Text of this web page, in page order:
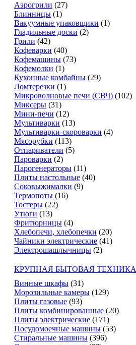
Аэрогрили (27)
Блинницы (1)
Вакуумные упаковщики (1)
Гладильные доски (2)
Грили (42)
Кофеварки (40)
Кофемашины (73)
Кофемолки (1)
Кухонные комбайны (29)
Ломтерезки (1)
Микроволновые печи (СВЧ) (102)
Миксеры (31)
Мини-печи (12)
Мультиварки (13)
Мультиварки-скороварки (4)
Мясорубки (113)
Отпариватели (5)
Пароварки (2)
Парогенераторы (11)
Плиты настольные (40)
Соковыжималки (9)
Термопоты (16)
Тостеры (22)
Утюги (13)
Фритюрницы (4)
Хлебопечи, хлебопечки (20)
Чайники электрические (41)
Электрошашлычницы (2)
КРУПНАЯ БЫТОВАЯ ТЕХНИКА
Винные шкафы (31)
Морозильные камеры (129)
Плиты газовые (93)
Плиты комбинированные (20)
Плиты электрические (171)
Посудомоечные машины (53)
Стиральные машины (396)